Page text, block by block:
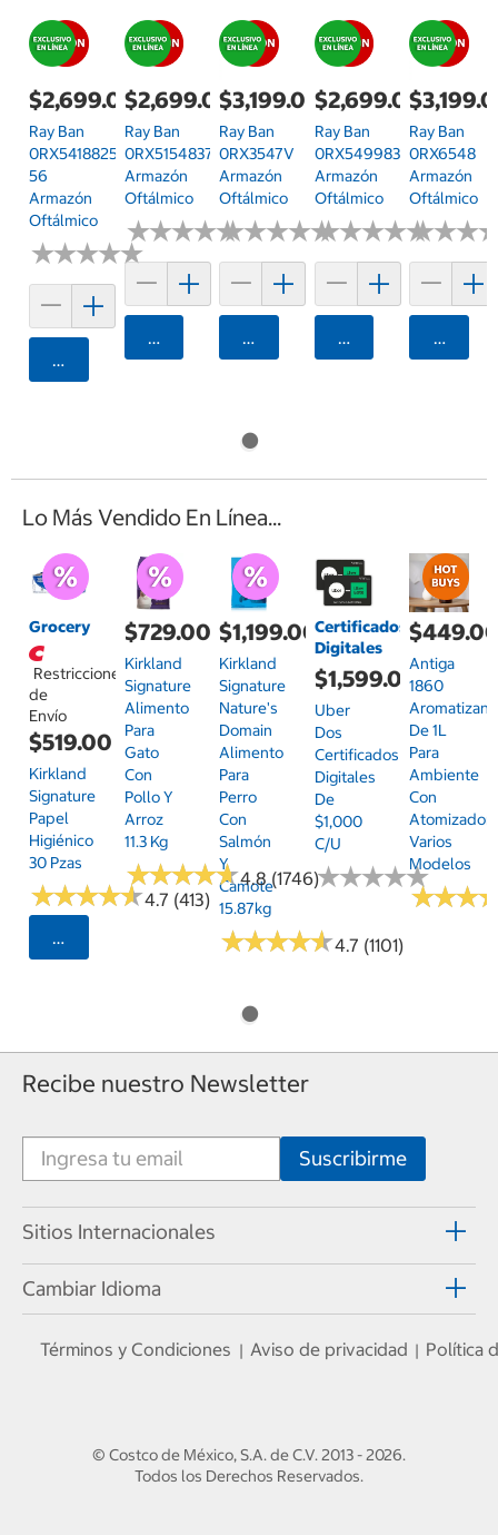
$2,699.00
Ray Ban
0RX54188255
56
Armazón
Oftálmico
★★★★★
★★★★★
Agregar
$2,699.00
Ray Ban
0RX51548376
Armazón
Oftálmico
★★★★★
★★★★★
Agregar
$3,199.00
Ray Ban
0RX3547V
Armazón
Oftálmico
★★★★★
★★★★★
Agregar
$2,699.00
Ray Ban
0RX54998361
Armazón
Oftálmico
★★★★★
★★★★★
Agregar
Ray Ban
0RX6548
Armazón
Oftálmico
★★★
★★★
Lo Más Vendido En Línea...
Grocery
Restricciones
de
Envío
$519.00
Kirkland
Signature
Papel
Higiénico
30 Pzas
★★★★★
★★★★★4.7 (413)
Seleccionar Código Postal
$729.00
Kirkland
Signature
Alimento
Para
Gato
Con
Pollo Y
Arroz
11.3 Kg
★★★★★
★★★★★4.8 (1746)
$1,199.00
Kirkland
Signature
Nature's
Domain
Alimento
Para
Perro
Con
Salmón
Y
Camote
15.87kg
★★★★★
★★★★★4.7 (1101)
Certificados
Digitales
$1,599.00
Uber
Dos
Certificados
Digitales
De
$1,000
C/u
★★★★★
★★★★★
Antiga
1860
De 1L
Para
Ambiente
Con
Atomizador,
Varios
Modelos
★★★
★★★
Recibe nuestro Newsletter
Sitios Internacionales
Cambiar Idioma
Términos y Condiciones | Aviso de privacidad | Política
© Costco de México, S.A. de C.V.2013 - 2026.
Todos los Derechos Reservados.